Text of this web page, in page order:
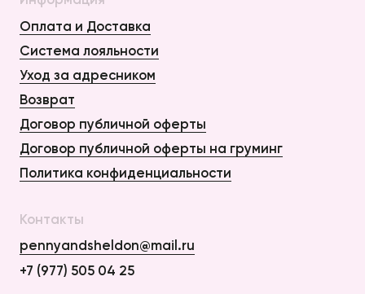
Оплата и Доставка
Система лояльности
Уход за адресником
Возврат
Договор публичной оферты
Договор публичной оферты на груминг
Политика конфиденциальности
Контакты
pennyandsheldon@mail.ru
+7 (977) 505 04 25